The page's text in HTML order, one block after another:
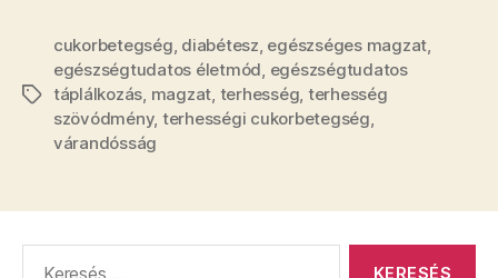
Címkék
cukorbetegség, diabétesz, egészséges magzat,
egészségtudatos életmód, egészségtudatos
táplálkozás, magzat, terhesség, terhesség
szövódmény, terhességi cukorbetegség,
várandósság